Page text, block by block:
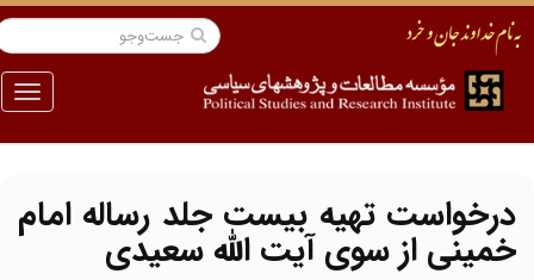
منو
درخواست تهیه بیست جلد رساله امام
خمینی از سوی آیت الله سعیدی